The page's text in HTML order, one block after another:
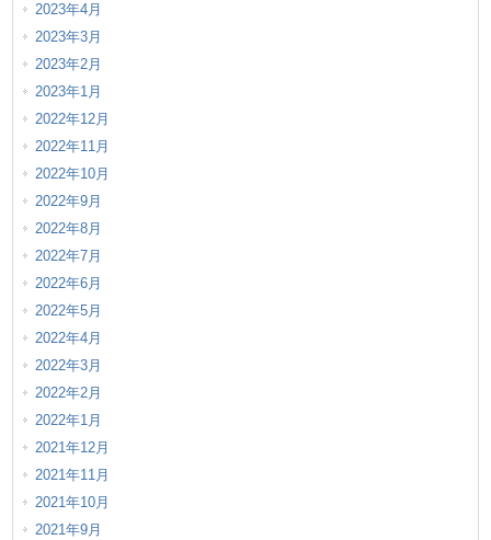
2023年4月
2023年3月
2023年2月
2023年1月
2022年12月
2022年11月
2022年10月
2022年9月
2022年8月
2022年7月
2022年6月
2022年5月
2022年4月
2022年3月
2022年2月
2022年1月
2021年12月
2021年11月
2021年10月
2021年9月